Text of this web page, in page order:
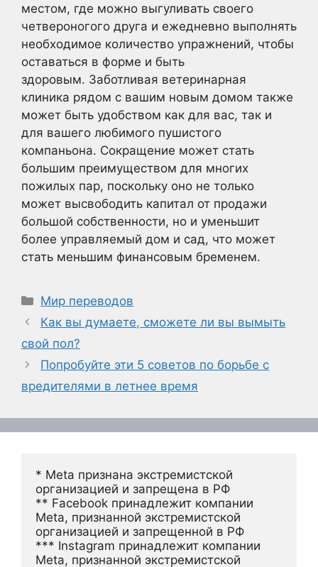
местом, где можно выгуливать своего
четвероногого друга и ежедневно выполнять
необходимое количество упражнений, чтобы
оставаться в форме и быть
здоровым. Заботливая ветеринарная
клиника рядом с вашим новым домом также
может быть удобством как для вас, так и
для вашего любимого пушистого
компаньона. Сокращение может стать
большим преимуществом для многих
пожилых пар, поскольку оно не только
может высвободить капитал от продажи
большой собственности, но и уменьшит
более управляемый дом и сад, что может
стать меньшим финансовым бременем.
Рубрики
Мир переводов
Как вы думаете, сможете ли вы вымыть
свой пол?
Попробуйте эти 5 советов по борьбе с
вредителями в летнее время
* Meta признана экстремистской
организацией и запрещена в РФ
** Facebook принадлежит компании
Meta, признанной экстремистской
организацией и запрещенной в РФ
*** Instagram принадлежит компании
Meta, признанной экстремистской